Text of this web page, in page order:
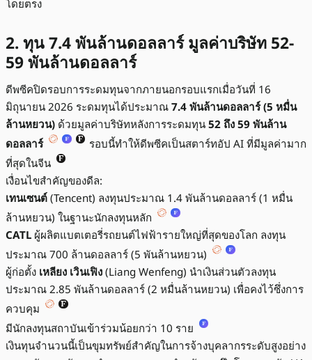
โดยตรง
2. ทุน 7.4 พันล้านดอลลาร์ มูลค่าบริษัท 52-
59 พันล้านดอลลาร์
ดีพซีคปิดรอบการระดมทุนจากภายนอกรอบแรกเมื่อวันที่ 16
มิถุนายน 2026 ระดมทุนได้ประมาณ 7.4 พันล้านดอลลาร์ (5 หมื่น
ล้านหยวน) ด้วยมูลค่าบริษัทหลังการระดมทุน 52 ถึง 59 พันล้าน
ดอลลาร์
รอบนี้ทำให้ดีพซีคเป็นสตาร์ทอัป AI ที่มีมูลค่ามาก
ที่สุดในจีน
เงื่อนไขสำคัญของดีล:
เทนเซนต์ (Tencent) ลงทุนประมาณ 1.4 พันล้านดอลลาร์ (1 หมื่น
ล้านหยวน) ในฐานะนักลงทุนหลัก
CATL ผู้ผลิตแบตเตอรี่รถยนต์ไฟฟ้ารายใหญ่ที่สุดของโลก ลงทุน
ประมาณ 700 ล้านดอลลาร์ (5 พันล้านหยวน)
ผู้ก่อตั้ง เหลียง เวินเฟิง (Liang Wenfeng) นำเงินส่วนตัวลงทุน
ประมาณ 2.85 พันล้านดอลลาร์ (2 หมื่นล้านหยวน) เพื่อคงไว้ซึ่งการ
ควบคุม
มีนักลงทุนสถาบันเข้าร่วมน้อยกว่า 10 ราย
เงินทุนจำนวนนี้เป็นขุมทรัพย์สำคัญในการจ้างบุคลากรระดับสูงอย่าง